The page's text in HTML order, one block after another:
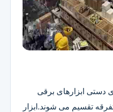
دستی ابزارهای برقی
تقسیم می شوند.ابزار